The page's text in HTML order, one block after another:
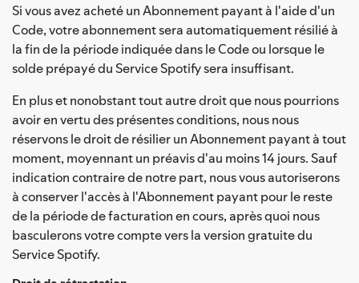
Si vous avez acheté un Abonnement payant à l'aide d'un
Code, votre abonnement sera automatiquement résilié à
la fin de la période indiquée dans le Code ou lorsque le
solde prépayé du Service Spotify sera insuffisant.
En plus et nonobstant tout autre droit que nous pourrions
avoir en vertu des présentes conditions, nous nous
réservons le droit de résilier un Abonnement payant à tout
moment, moyennant un préavis d'au moins 14 jours. Sauf
indication contraire de notre part, nous vous autoriserons
à conserver l'accès à l'Abonnement payant pour le reste
de la période de facturation en cours, après quoi nous
basculerons votre compte vers la version gratuite du
Service Spotify.